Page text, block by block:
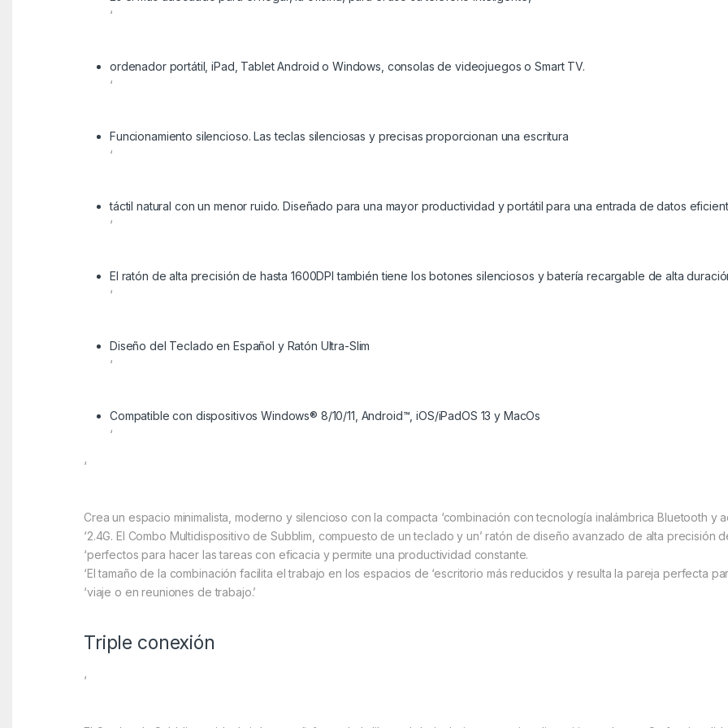
‘
ordenador portátil, iPad, Tablet Android o Windows, consolas de videojuegos o Smart TV.
‘
Funcionamiento silencioso. Las teclas silenciosas y precisas proporcionan una escritura
‘
táctil natural con un menor ruido. Diseñado para una mayor productividad y portátil para una entrada de datos
‘
El ratón de alta precisión de hasta 1600DPI también tiene los botones silenciosos y batería recargable de alta
‘
Diseño del Teclado en Español y Ratón Ultra-Slim
‘
Compatible con dispositivos Windows® 8/10/11, Android™, iOS/iPadOS 13 y MacOs
‘
‘
Crea un espacio minimalista, moderno y silencioso con la compacta ‘combinación con tecnología inalámbrica Bluetooth y
‘2.4G. El Combo Multidispositivo de Subblim, compuesto de un teclado y un’ ratón de diseño avanzado de alta precisión
‘perfectos para hacer las tareas con eficacia y permite una productividad constante.
‘El tamaño de la combinación facilita el trabajo en los espacios de ‘escritorio más reducidos y resulta la pareja perfecta
‘viaje o en reuniones de trabajo.’
Triple conexión
‘